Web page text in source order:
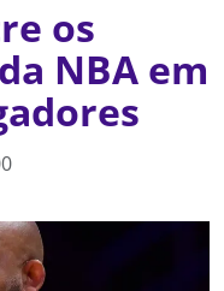
os
NBA em